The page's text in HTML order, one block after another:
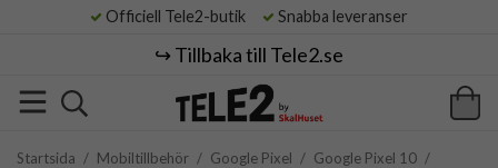
Officiell Tele2-butik Snabba leveranser
↪️ Tillbaka till Tele2.se
Startsida / Mobiltillbehör / Google Pixel / Google Pixel 10 /